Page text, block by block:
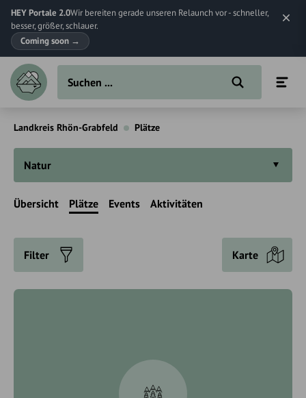
HEY Portale 2.0Wir bereiten gerade unseren Relaunch vor - schneller,
besser, größer, schlauer.
Coming soon →
Landkreis Rhön-Grabfeld Plätze
Natur
Übersicht Plätze Events Aktivitäten
Filter Karte